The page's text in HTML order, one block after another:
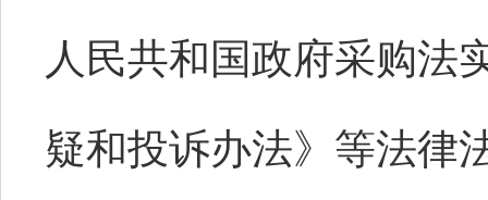
人民共和国政府采购法
疑和投诉办法》等法律